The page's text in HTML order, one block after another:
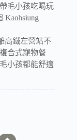
毛小孩吃喝玩
Kaohsiung
高鐵左營站不
合式寵物餐
小孩都能舒適